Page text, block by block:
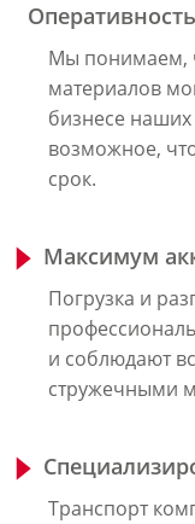
Мы понимаем,
материалов
бизнесе
возможное,
срок.
Максимум
Погрузка и
и соблюдают
стружечными
Транспорт